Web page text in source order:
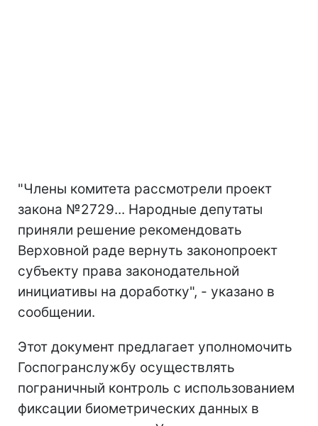
"Члены комитета рассмотрели проект
закона №2729... Народные депутаты
приняли решение рекомендовать
Верховной раде вернуть законопроект
субъекту права законодательной
инициативы на доработку", - указано в
сообщении.
Этот документ предлагает уполномочить
Госпогранслужбу осуществлять
пограничный контроль с использованием
фиксации биометрических данных в